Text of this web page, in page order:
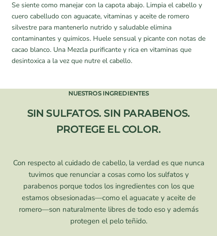
Se siente como manejar con la capota abajo. Limpia el cabello y
cuero cabelludo con aguacate, vitaminas y aceite de romero
silvestre para mantenerlo nutrido y saludable elimina
contaminantes y quimicos. Huele sensual y picante con notas de
cacao blanco. Una Mezcla purificante y rica en vitaminas que
desintoxica a la vez que nutre el cabello.
NUESTROS INGREDIENTES
SIN SULFATOS. SIN PARABENOS.
PROTEGE EL COLOR.
Con respecto al cuidado de cabello, la verdad es que nunca
tuvimos que renunciar a cosas como los sulfatos y
parabenos porque todos los ingredientes con los que
estamos obsesionadas—como el aguacate y aceite de
romero—son naturalmente libres de todo eso y además
protegen el pelo teñido.